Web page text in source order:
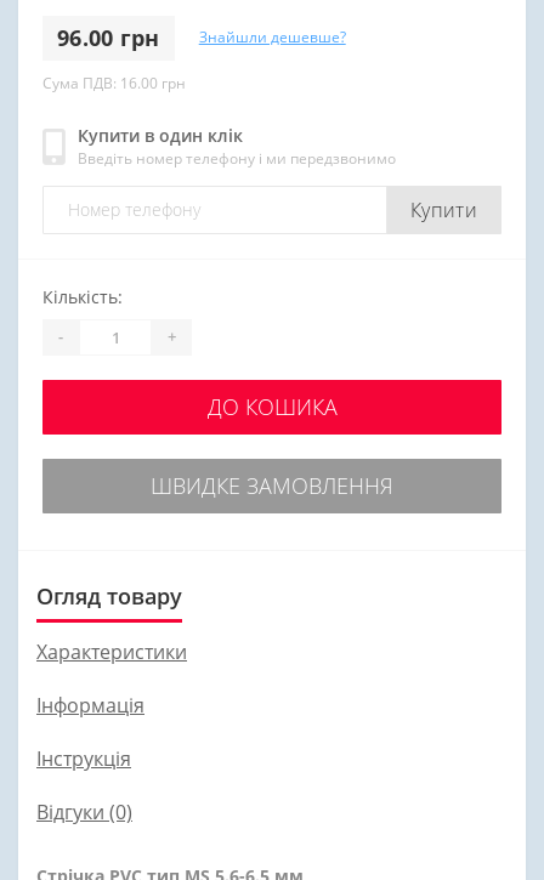
96.00 грн Знайшли дешевше?
Сума ПДВ: 16.00 грн
Купити в один клік
Введіть номер телефону і ми передзвонимо
Купити
Кількість:
- +
ДО КОШИКА
ШВИДКЕ ЗАМОВЛЕННЯ
Огляд товару
Характеристики
Інформація
Інструкція
Відгуки (0)